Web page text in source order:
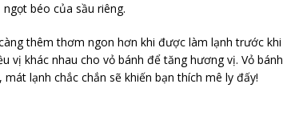
béo của sầu riêng.
thêm thơm ngon hơn khi được làm lạnh trước khi
vị khác nhau cho vỏ bánh để tăng hương vị. Vỏ bánh
lạnh chắc chắn sẽ khiến bạn thích mê ly đấy!